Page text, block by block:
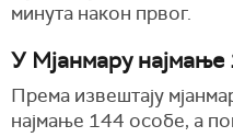
минута након првог.
У Мјанмару
Према извештају
најмање 144 особе, а